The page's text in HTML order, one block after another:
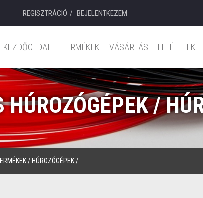
REGISZTRÁCIÓ BEJELENTKEZEM
KEZDŐOLDAL TERMÉKEK VÁSÁRLÁSI FELTÉTELEK
/
/ HÚROZÓGÉPEK/